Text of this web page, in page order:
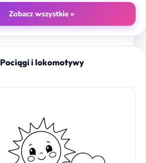
Zobacz wszystkie »
Pociągi i lokomotywy